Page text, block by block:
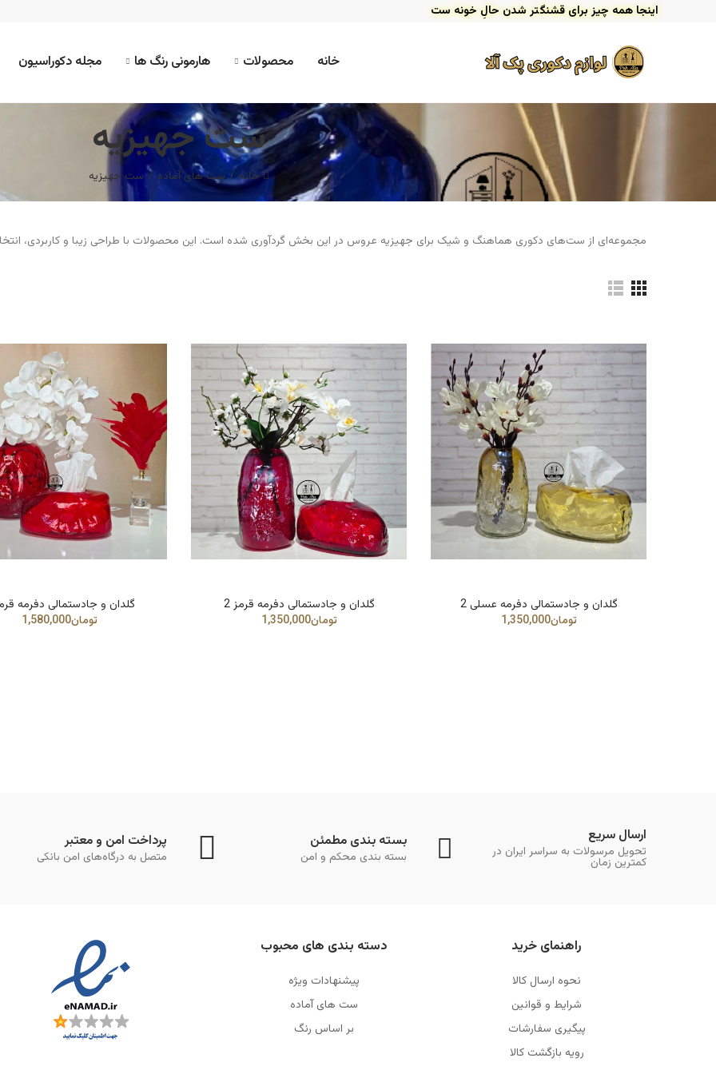
اینجا همه چیز برای قشنگتر شدن حالِ خونه ست
خانه محصولات هارمونی رنگ ها مجله دکوراسیون
ست جهیزیه
خانه ست های آماده ست جهیزیه
مجموعه‌ای از ست‌های دکوری هماهنگ و شیک برای جهیزیه عروس در این بخش گردآوری شده است. این محصولات با طراحی زیبا و کاربردی،
گلدان و جادستمالی دفرمه عسلی 2
گلدان و جادستمالی دفرمه قرمز 2
گلدان و جادستمالی دفرمه
ارسال سریع
تحویل مرسولات به سراسر ایران در
کمترین زمان
بسته بندی مطمئن
بسته بندی محکم و امن
پرداخت امن و معتبر
متصل به درگاه‌های امن بانکی
راهنمای خرید
نحوه ارسال کالا
شرایط و قوانین
پیگیری سفارشات
رویه بازگشت کالا
دسته بندی های محبوب
پیشنهادات ویژه
ست های آماده
بر اساس رنگ